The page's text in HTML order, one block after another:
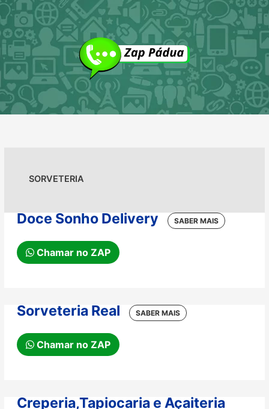
Ir
para
o
conteúdo
SORVETERIA
Doce Sonho Delivery
Chamar no ZAP
Sorveteria Real
Chamar no ZAP
Creperia,Tapiocaria e Açaiteria